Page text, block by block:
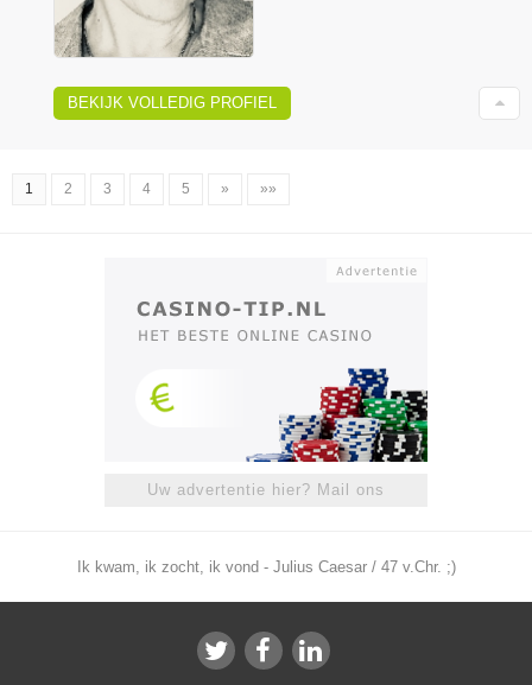
BEKIJK VOLLEDIG PROFIEL
1 2 3 4 5 » »»
Uw advertentie hier? Mail ons
Ik kwam, ik zocht, ik vond - Julius Caesar / 47 v.Chr. ;)